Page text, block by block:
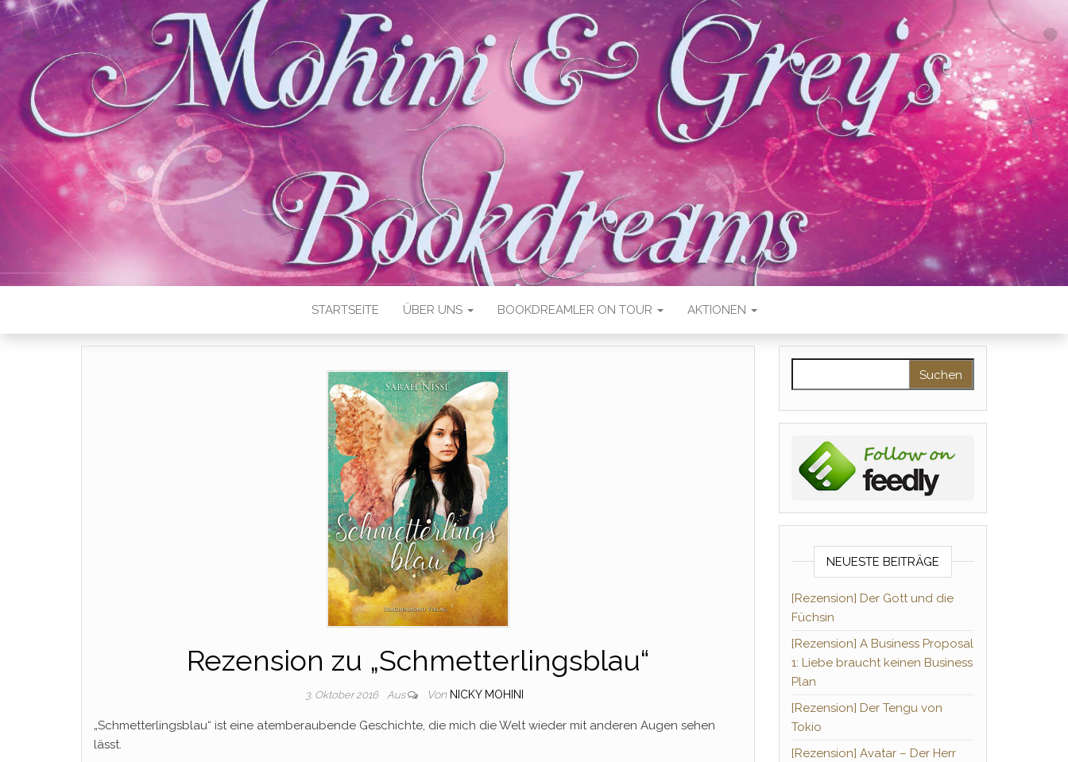
STARTSEITE ÜBER UNS BOOKDREAMLER ON TOUR AKTIONEN
Rezension zu „Schmetterlingsblau“
3. Oktober 2016 Aus Von NICKY MOHINI
„Schmetterlingsblau“ ist eine atemberaubende Geschichte, die mich die Welt wieder mit anderen Augen sehen
lässt.
NEUESTE BEITRÄGE
[Rezension] Der Gott und die
Füchsin
[Rezension] A Business Proposal
1: Liebe braucht keinen Business
Plan
[Rezension] Der Tengu von
Tokio
[Rezension] Avatar – Der Herr